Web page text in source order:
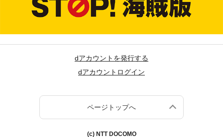
dアカウントを発行する
dアカウントログイン
ページトップへ
(c) NTT DOCOMO